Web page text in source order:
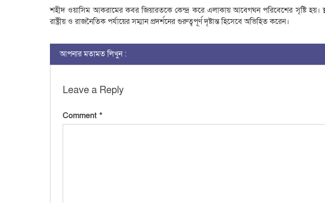
শহীদ ওয়াসিম আকরামের কবর জিয়ারতকে কেন্দ্র করে এলাকায় আবেগঘন পরিবেশের সৃষ্টি হয়।
রাষ্ট্রীয় ও রাজনৈতিক পর্যায়ের সম্মান প্রদর্শনের গুরুত্বপূর্ণ দৃষ্টান্ত হিসেবে অভিহিত করেন।
আপনার মতামত লিখুন :
Leave a Reply
Comment *